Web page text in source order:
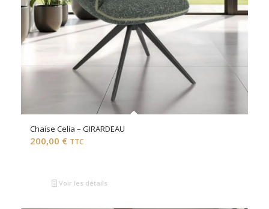
Chaise Celia – GIRARDEAU
200,00 € TTC
Voir les détails